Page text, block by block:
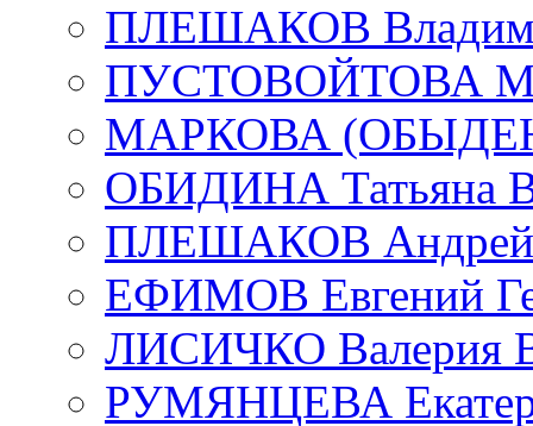
ПЛЕШАКОВ
ПУСТОВОЙТОВА
МАРКОВА
ОБИДИНА Татьяна
ПЛЕШАКОВ Андрей
ЕФИМОВ Евгений
ЛИСИЧКО Валерия
РУМЯНЦЕВА